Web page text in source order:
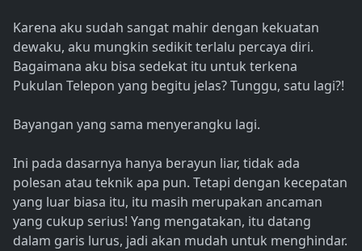
Karena aku sudah sangat mahir dengan kekuatan
dewaku, aku mungkin sedikit terlalu percaya diri.
Bagaimana aku bisa sedekat itu untuk terkena
Pukulan Telepon yang begitu jelas? Tunggu, satu lagi?!
Bayangan yang sama menyerangku lagi.
Ini pada dasarnya hanya berayun liar, tidak ada
polesan atau teknik apa pun. Tetapi dengan kecepatan
yang luar biasa itu, itu masih merupakan ancaman
yang cukup serius! Yang mengatakan, itu datang
dalam garis lurus, jadi akan mudah untuk menghindar.